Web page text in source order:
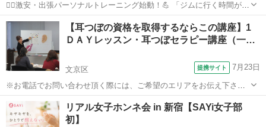
🚶‍♂️激安・出張パーソナルトレーニング始動！💪 「ジムに行く時間がな
い」「在宅ワークで運動不足」 そんなあなたの自宅が、今すぐ“専属ジ
ム”になります。 💸破格のプラン 体験：1回1,000円 継続...
東京 豊島区 池袋駅 その他 パーソナルトレーニング
【耳つぼの資格を取得するならこの講座】1
ＤＡＹレッスン・耳つぼセラピー講座（一…
文京区 提携サイト 7月23日
※お電話でお問い合わせ頂く際には、ご希望のエリアをお伝え下さ
い。 ★耳つぼを学んでみたい方、大歓迎です！ ★本講座ではわかりや
すい講義と実践練習を行いますので、初めての方でも安心してご受講
頂けます。 ★本講座を受講す...
東京 文京区 エステ
リアル女子ホンネ会 in 新宿【SAYi女子部
初】